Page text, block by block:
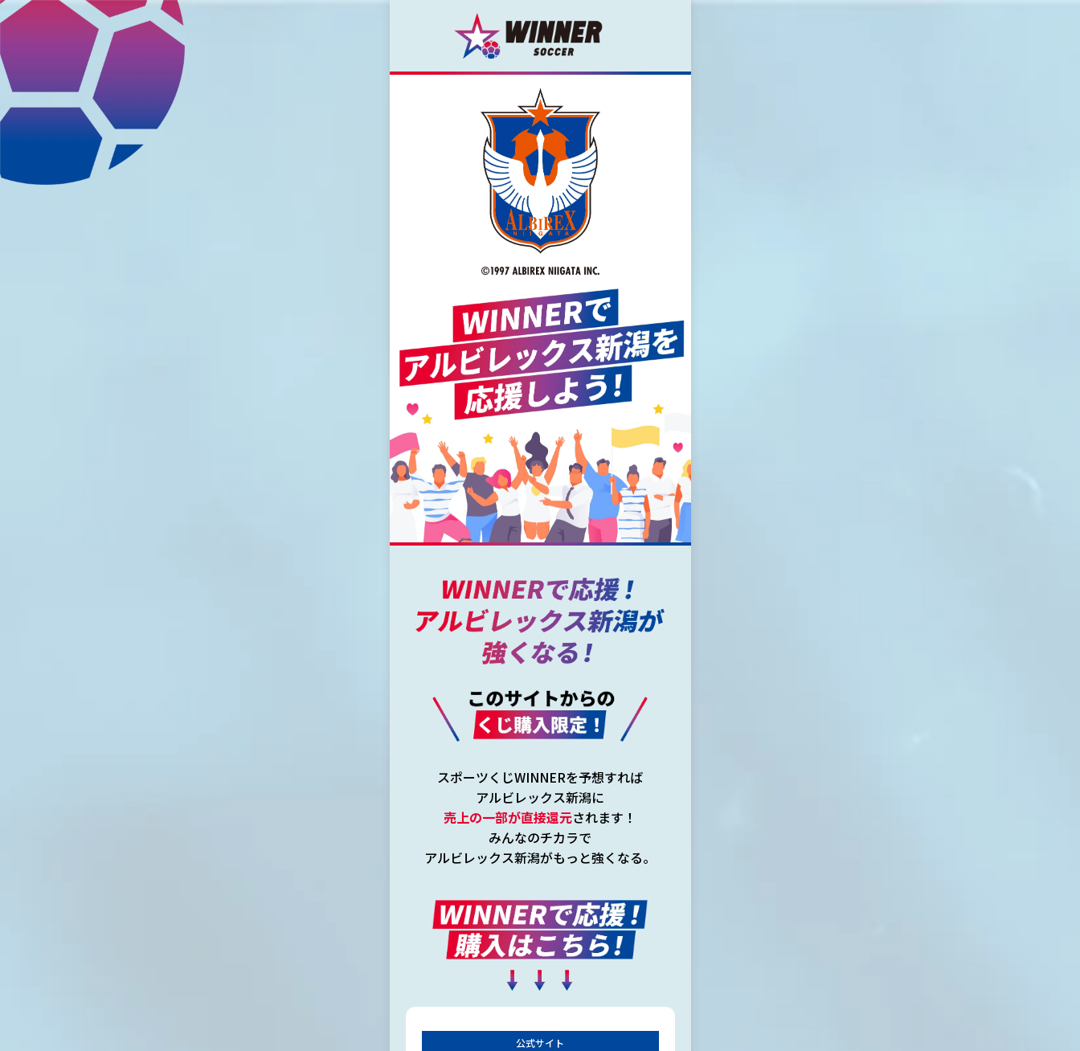
スポーツくじWINNERを予想すれば
アルビレックス新潟に
売上の一部が直接還元されます！
みんなのチカラで
アルビレックス新潟がもっと強くなる。
公式サイト